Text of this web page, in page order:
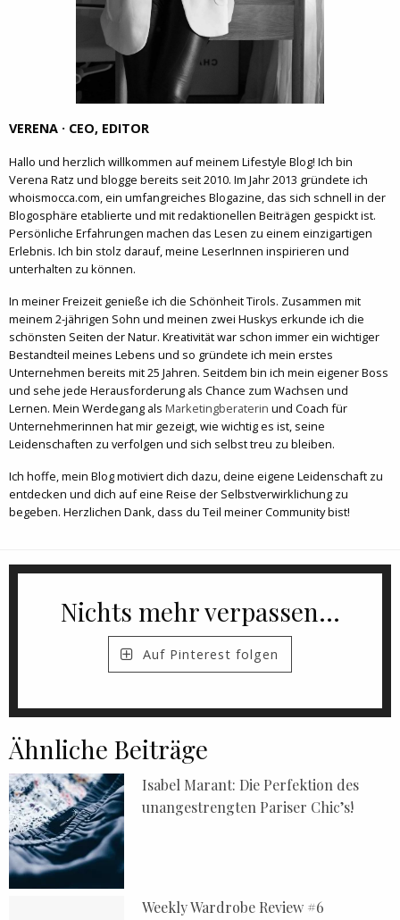
VERENA · CEO, EDITOR
Hallo und herzlich willkommen auf meinem Lifestyle Blog! Ich bin
Verena Ratz und blogge bereits seit 2010. Im Jahr 2013 gründete ich
whoismocca.com, ein umfangreiches Blogazine, das sich schnell in der
Blogosphäre etablierte und mit redaktionellen Beiträgen gespickt ist.
Persönliche Erfahrungen machen das Lesen zu einem einzigartigen
Erlebnis. Ich bin stolz darauf, meine LeserInnen inspirieren und
unterhalten zu können.
In meiner Freizeit genieße ich die Schönheit Tirols. Zusammen mit
meinem 2-jährigen Sohn und meinen zwei Huskys erkunde ich die
schönsten Seiten der Natur. Kreativität war schon immer ein wichtiger
Bestandteil meines Lebens und so gründete ich mein erstes
Unternehmen bereits mit 25 Jahren. Seitdem bin ich mein eigener Boss
und sehe jede Herausforderung als Chance zum Wachsen und
Lernen. Mein Werdegang als Marketingberaterin und Coach für
Unternehmerinnen hat mir gezeigt, wie wichtig es ist, seine
Leidenschaften zu verfolgen und sich selbst treu zu bleiben.
Ich hoffe, mein Blog motiviert dich dazu, deine eigene Leidenschaft zu
entdecken und dich auf eine Reise der Selbstverwirklichung zu
begeben. Herzlichen Dank, dass du Teil meiner Community bist!
Nichts mehr verpassen...
Auf Pinterest folgen
Ähnliche Beiträge
Isabel Marant: Die Perfektion des
unangestrengten Pariser Chic’s!
Weekly Wardrobe Review #6